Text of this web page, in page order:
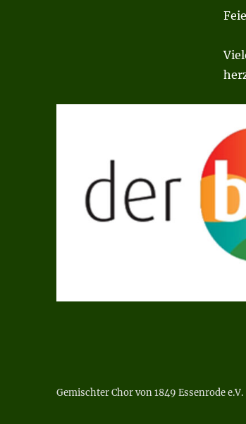
Gemischter Chor von 1849 Essenrode e.V.